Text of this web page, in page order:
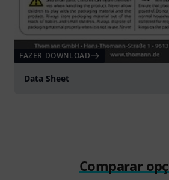
FAZER DOWNLOAD
Data Sheet
Comparar